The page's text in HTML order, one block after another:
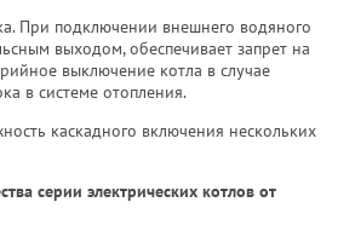
При подключении внешнего водяного
выходом, обеспечивает запрет на
выключение котла в случае
в системе отопления.
каскадного включения нескольких
серии электрических котлов от